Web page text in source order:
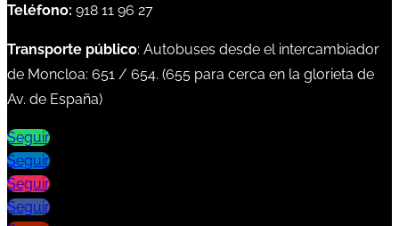
Teléfono: 918 11 96 27
Transporte público: Autobuses desde el intercambiador
de Moncloa: 651 / 654. (655 para cerca en la glorieta de
Av. de España)
Seguir
Seguir
Seguir
Seguir